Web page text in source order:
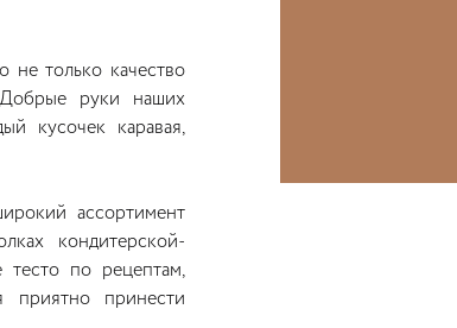
только качество
руки наших
кусочек каравая,
ассортимент
кондитерской-
по рецептам,
приятно принести